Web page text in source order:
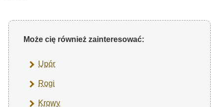
Może cię również zainteresować:
Upór
Rogi
Krowy